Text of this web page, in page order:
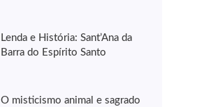
Lenda e História: Sant’Ana da
Barra do Espírito Santo
O misticismo animal e sagrado